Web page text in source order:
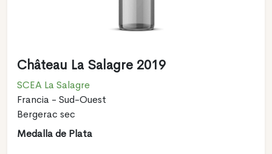
Château La Salagre 2019
SCEA La Salagre
Francia - Sud-Ouest
Bergerac sec
Medalla de Plata